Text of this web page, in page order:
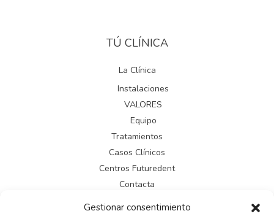
Gestionar consentimiento
TÚ CLÍNICA
La Clínica
Instalaciones
VALORES
Equipo
Tratamientos
Casos Clínicos
Centros Futuredent
Contacta